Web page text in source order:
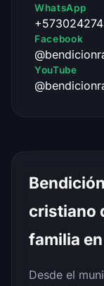
WhatsApp
Facebook
YouTube
cristiano
familia
Desde el